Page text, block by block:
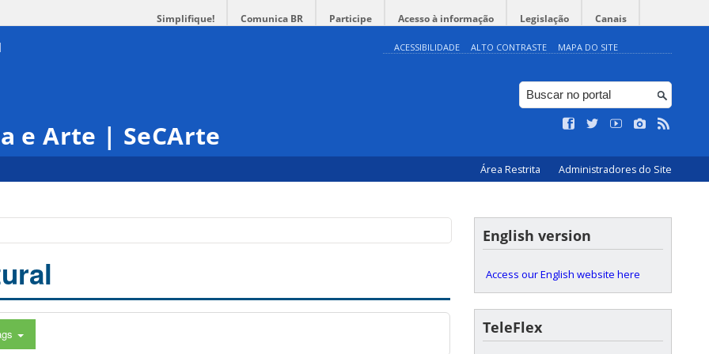
Simplifique! Comunica BR Participe Acesso à informação Legislação Canais
ACESSIBILIDADE ALTO CONTRASTE MAPA DO SITE
e Arte | SeCArte
Área Restrita Administradores do Site
English version
Access our English website here
TeleFlex